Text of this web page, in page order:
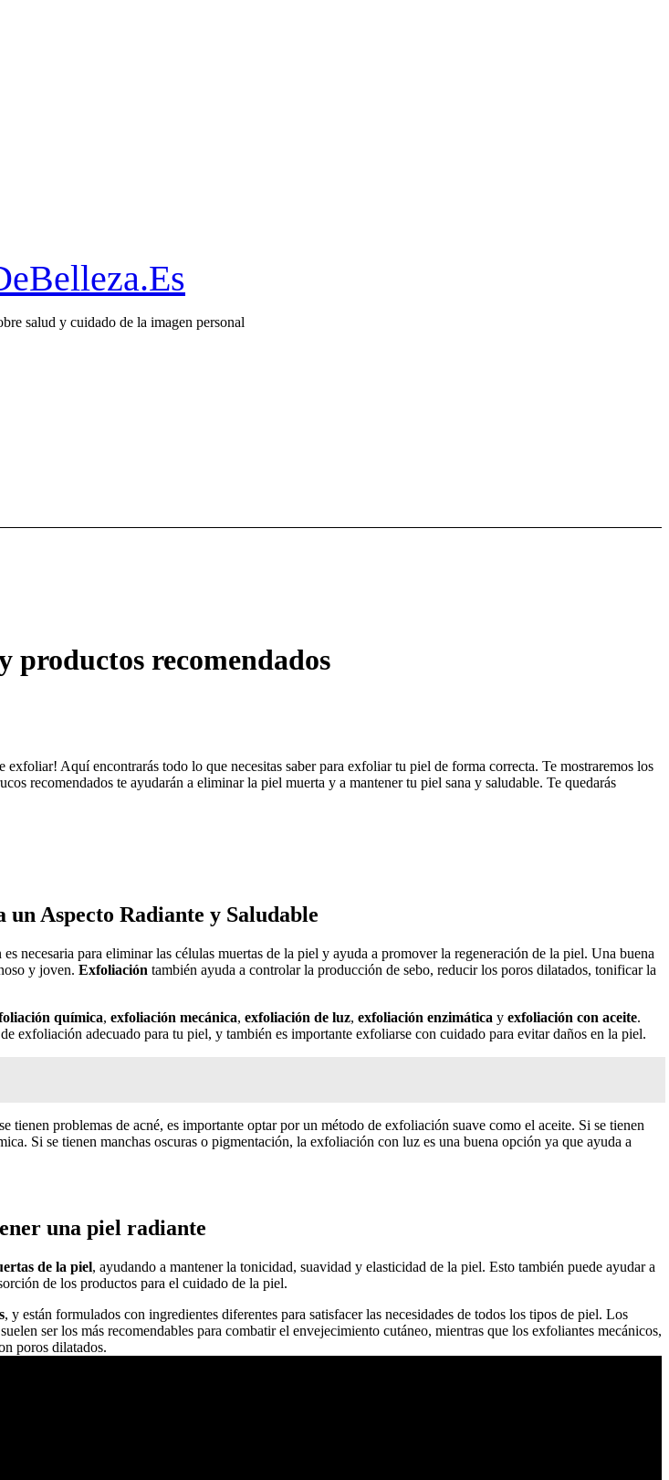
salud y cuidado de la imagen personal
productos recomendados
Aquí encontrarás todo lo que necesitas saber para exfoliar tu piel de forma correcta. Te mostraremos los
recomendados te ayudarán a eliminar la piel muerta y a mantener tu piel sana y saludable. Te quedarás
Aspecto Radiante y Saludable
necesaria para eliminar las células muertas de la piel y ayuda a promover la regeneración de la piel. Una buena
y joven. Exfoliación también ayuda a controlar la producción de sebo, reducir los poros dilatados, tonificar la
química, exfoliación mecánica, exfoliación de luz, exfoliación enzimática y exfoliación con aceite.
exfoliación adecuado para tu piel, y también es importante exfoliarse con cuidado para evitar daños en la piel.
problemas de acné, es importante optar por un método de exfoliación suave como el aceite. Si se tienen
Si se tienen manchas oscuras o pigmentación, la exfoliación con luz es una buena opción ya que ayuda a
una piel radiante
de la piel, ayudando a mantener la tonicidad, suavidad y elasticidad de la piel. Esto también puede ayudar a
de los productos para el cuidado de la piel.
, y están formulados con ingredientes diferentes para satisfacer las necesidades de todos los tipos de piel. Los
ser los más recomendables para combatir el envejecimiento cutáneo, mientras que los exfoliantes mecánicos,
poros dilatados.